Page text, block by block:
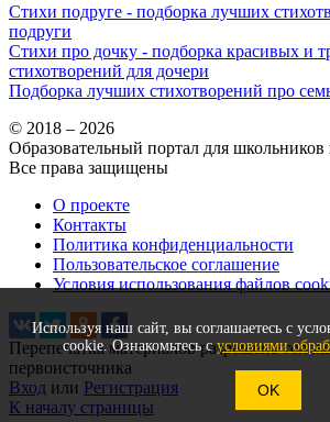
Стихи подруге - подборка лучших
подруги
Стихи про дочку - подборка красивых и
стихотворений для дочери
Подборка лучших стихотворений про
Используя наш сайт, вы соглашаетесь с
cookie. Ознакомьтесь сусловиями
OK
© 2018 – 2026
Образовательный портал для школьников
Все права защищены
О проекте
Контакты
Политика конфиденциальности
Пользовательское соглашение
Условия использования файлов
Перепечатка материалов разрешена
первоисточника
Вход или Регистрация
К началу страницы